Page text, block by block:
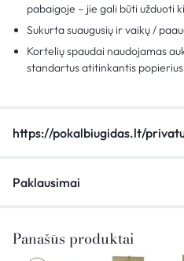
pabaigoje – jie gali būti užduoti
Sukurta suaugusių ir vaikų /
Kortelių spaudai naudojamas
standartus atitinkantis
https://pokalbiugidas.lt/
Paklausimai
Panašūs produktai